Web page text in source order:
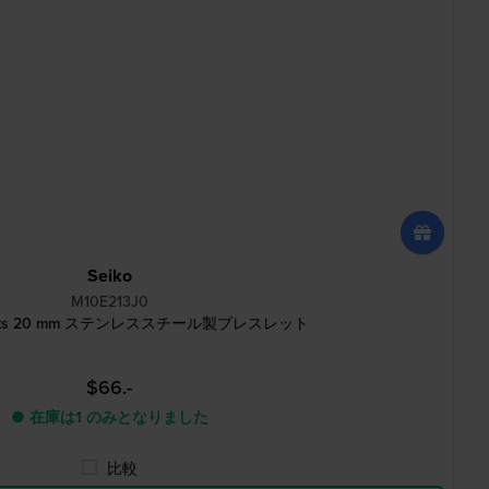
Seiko
M10E213J0
20 mm ステンレススチール製ブレスレット
$66.-
● 在庫は1 のみとなりました
比較